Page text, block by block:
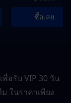
ซื้อเลย
เพื่อรับ VIP 30 วัน
ในราคาเพียง